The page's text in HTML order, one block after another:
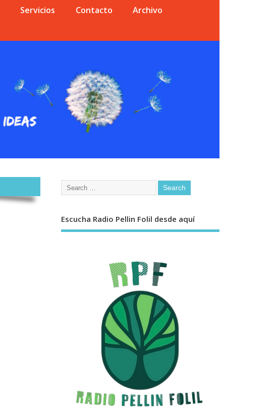
Servicios Contacto
Archivo
Escucha Radio Pellin Folil desde aquí